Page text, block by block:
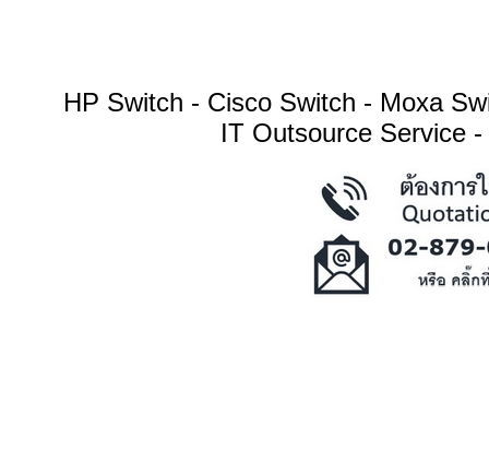
HP Switch - Cisco Switch - Moxa
IT Outsource Service